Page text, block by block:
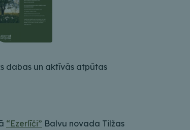
dabas un aktīvās atpūtas
“Ezerlīči” Balvu novada Tilžas